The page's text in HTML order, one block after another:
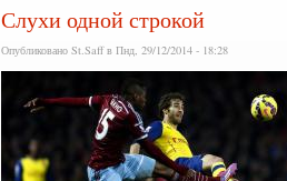
Слухи одной строкой
Опубликовано St.Saff в Пнд, 29/12/2014 - 18:28